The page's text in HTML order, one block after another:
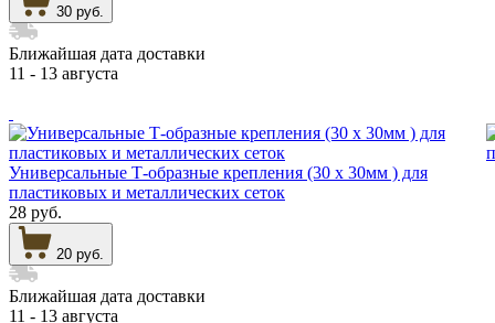
30 руб.
Ближайшая дата доставки
11 - 13 августа
Универсальные Т-образные крепления (30 х 30мм ) для
пластиковых и металлических сеток
28 руб.
20 руб.
Ближайшая дата доставки
11 - 13 августа